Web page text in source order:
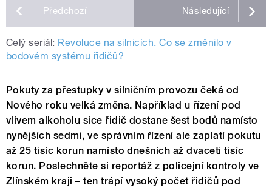
Předchozí Následující
Celý seriál: Revoluce na silnicích. Co se změnilo v
bodovém systému řidičů?
Pokuty za přestupky v silničním provozu čeká od
Nového roku velká změna. Například u řízení pod
vlivem alkoholu sice řidič dostane šest bodů namísto
nynějších sedmi, ve správním řízení ale zaplatí pokutu
až 25 tisíc korun namísto dnešních až dvaceti tisíc
korun. Poslechněte si reportáž z policejní kontroly ve
Zlínském kraji – ten trápí vysoký počet řidičů pod